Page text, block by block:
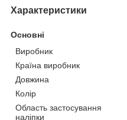
Характеристики
Основні
Виробник
Країна виробник
Довжина
Колір
Область застосування
наліпки